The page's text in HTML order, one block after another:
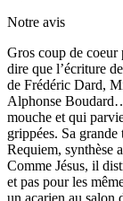
Notre avis
Gros coup de coeur
dire que l’écriture
de Frédéric Dard,
Alphonse
mouche et qui
grippées. Sa
Requiem, synthèse
Comme Jésus, il
et pas pour les
un acarien au salon